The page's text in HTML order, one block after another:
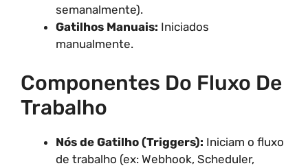
semanalmente).
Gatilhos Manuais: Iniciados
manualmente.
Componentes Do Fluxo De
Trabalho
Nós de Gatilho (Triggers): Iniciam o fluxo
de trabalho (ex: Webhook, Scheduler,